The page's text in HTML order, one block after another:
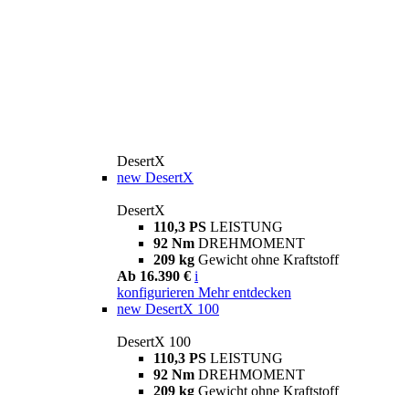
DesertX
new DesertX
DesertX
110,3 PS LEISTUNG
92 Nm DREHMOMENT
209 kg Gewicht ohne Kraftstoff
Ab 16.390 € i
konfigurieren Mehr entdecken
new DesertX 100
DesertX 100
110,3 PS LEISTUNG
92 Nm DREHMOMENT
209 kg Gewicht ohne Kraftstoff